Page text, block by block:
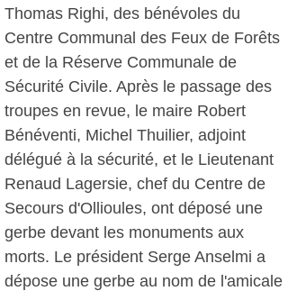
Thomas Righi, des bénévoles du
Centre Communal des Feux de Forêts
et de la Réserve Communale de
Sécurité Civile. Après le passage des
troupes en revue, le maire Robert
Bénéventi, Michel Thuilier, adjoint
délégué à la sécurité, et le Lieutenant
Renaud Lagersie, chef du Centre de
Secours d'Ollioules, ont déposé une
gerbe devant les monuments aux
morts. Le président Serge Anselmi a
dépose une gerbe au nom de l'amicale